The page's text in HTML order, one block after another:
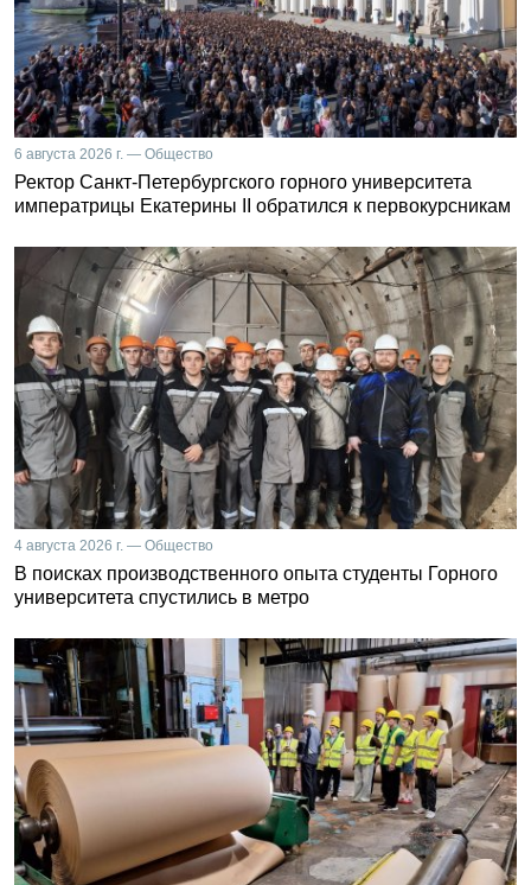
6 августа 2026 г. — Общество
Ректор Санкт-Петербургского горного университета
императрицы Екатерины II обратился к первокурсникам
4 августа 2026 г. — Общество
В поисках производственного опыта студенты Горного
университета спустились в метро